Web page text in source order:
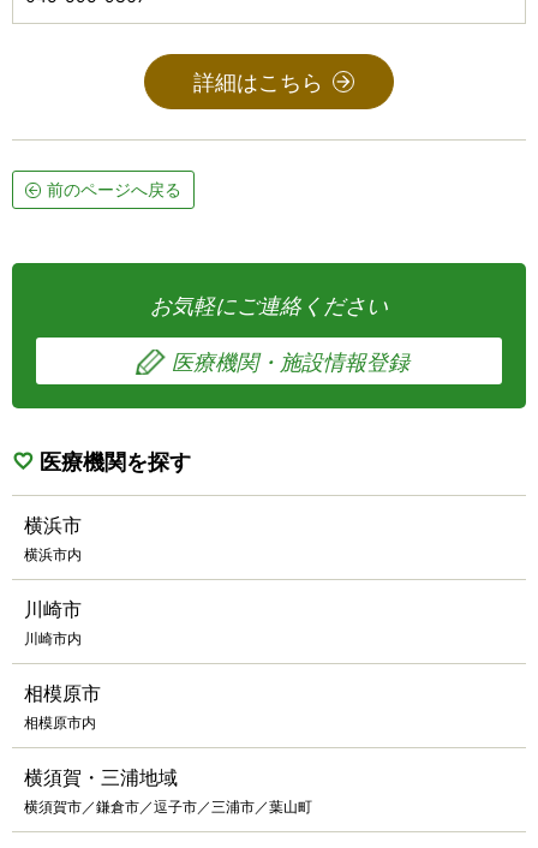
詳細はこちら
前のページへ戻る
お気軽にご連絡ください
医療機関・施設情報登録
医療機関を探す
横浜市
横浜市内
川崎市
川崎市内
相模原市
相模原市内
横須賀・三浦地域
横須賀市／鎌倉市／逗子市／三浦市／葉山町